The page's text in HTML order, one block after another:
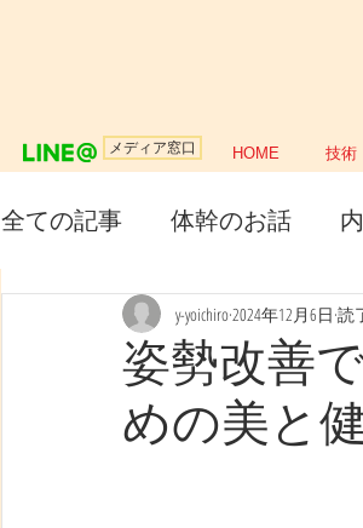
メディア窓口 HOME 技術
全ての記事 体幹のお話
姿勢改善
めの美と
y-yoichiro2024年12月6日 読